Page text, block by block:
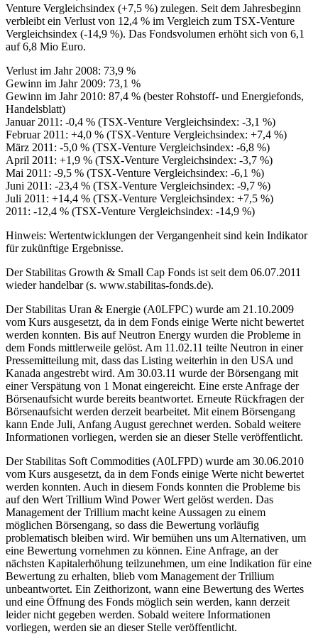
Venture Vergleichsindex (+7,5 %) zulegen. Seit dem Jahresbeginn
verbleibt ein Verlust von 12,4 % im Vergleich zum TSX-Venture
Vergleichsindex (-14,9 %). Das Fondsvolumen erhöht sich von 6,1
auf 6,8 Mio Euro.
Verlust im Jahr 2008: 73,9 %
Gewinn im Jahr 2009: 73,1 %
Gewinn im Jahr 2010: 87,4 % (bester Rohstoff- und Energiefonds,
Handelsblatt)
Januar 2011: -0,4 % (TSX-Venture Vergleichsindex: -3,1 %)
Februar 2011: +4,0 % (TSX-Venture Vergleichsindex: +7,4 %)
März 2011: -5,0 % (TSX-Venture Vergleichsindex: -6,8 %)
April 2011: +1,9 % (TSX-Venture Vergleichsindex: -3,7 %)
Mai 2011: -9,5 % (TSX-Venture Vergleichsindex: -6,1 %)
Juni 2011: -23,4 % (TSX-Venture Vergleichsindex: -9,7 %)
Juli 2011: +14,4 % (TSX-Venture Vergleichsindex: +7,5 %)
2011: -12,4 % (TSX-Venture Vergleichsindex: -14,9 %)
Hinweis: Wertentwicklungen der Vergangenheit sind kein Indikator
für zukünftige Ergebnisse.
Der Stabilitas Growth & Small Cap Fonds ist seit dem 06.07.2011
wieder handelbar (s. www.stabilitas-fonds.de).
Der Stabilitas Uran & Energie (A0LFPC) wurde am 21.10.2009
vom Kurs ausgesetzt, da in dem Fonds einige Werte nicht bewertet
werden konnten. Bis auf Neutron Energy wurden die Probleme in
dem Fonds mittlerweile gelöst. Am 11.02.11 teilte Neutron in einer
Pressemitteilung mit, dass das Listing weiterhin in den USA und
Kanada angestrebt wird. Am 30.03.11 wurde der Börsengang mit
einer Verspätung von 1 Monat eingereicht. Eine erste Anfrage der
Börsenaufsicht wurde bereits beantwortet. Erneute Rückfragen der
Börsenaufsicht werden derzeit bearbeitet. Mit einem Börsengang
kann Ende Juli, Anfang August gerechnet werden. Sobald weitere
Informationen vorliegen, werden sie an dieser Stelle veröffentlicht.
Der Stabilitas Soft Commodities (A0LFPD) wurde am 30.06.2010
vom Kurs ausgesetzt, da in dem Fonds einige Werte nicht bewertet
werden konnten. Auch in diesem Fonds konnten die Probleme bis
auf den Wert Trillium Wind Power Wert gelöst werden. Das
Management der Trillium macht keine Aussagen zu einem
möglichen Börsengang, so dass die Bewertung vorläufig
problematisch bleiben wird. Wir bemühen uns um Alternativen, um
eine Bewertung vornehmen zu können. Eine Anfrage, an der
nächsten Kapitalerhöhung teilzunehmen, um eine Indikation für eine
Bewertung zu erhalten, blieb vom Management der Trillium
unbeantwortet. Ein Zeithorizont, wann eine Bewertung des Wertes
und eine Öffnung des Fonds möglich sein werden, kann derzeit
leider nicht gegeben werden. Sobald weitere Informationen
vorliegen, werden sie an dieser Stelle veröffentlicht.